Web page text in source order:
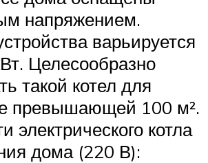
напряжением.
варьируется
Целесообразно
такой котел для
превышающей 100 м².
электрического котла
дома (220 В):